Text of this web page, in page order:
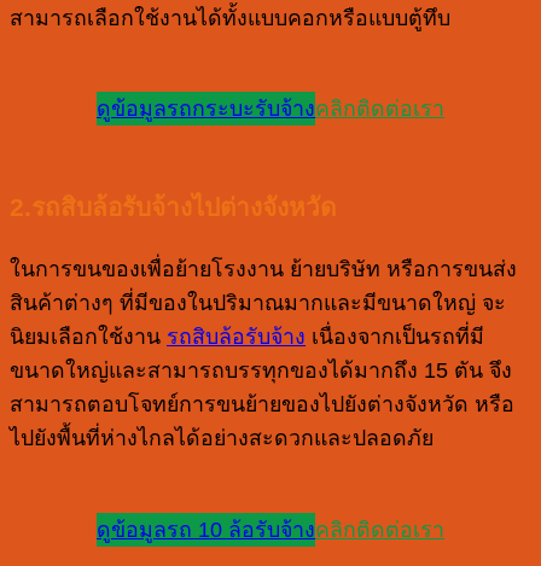
สามารถเลือกใช้งานได้ทั้งแบบคอกหรือแบบตู้ทึบ
ดูข้อมูลรถกระบะรับจ้างคลิกติดต่อเรา
2.รถสิบล้อรับจ้างไปต่างจังหวัด
ในการขนของเพื่อย้ายโรงงาน ย้ายบริษัท หรือการขนส่ง
สินค้าต่างๆ ที่มีของในปริมาณมากและมีขนาดใหญ่ จะ
นิยมเลือกใช้งาน รถสิบล้อรับจ้าง เนื่องจากเป็นรถที่มี
ขนาดใหญ่และสามารถบรรทุกของได้มากถึง 15 ตัน จึง
สามารถตอบโจทย์การขนย้ายของไปยังต่างจังหวัด หรือ
ไปยังพื้นที่ห่างไกลได้อย่างสะดวกและปลอดภัย
ดูข้อมูลรถ 10 ล้อรับจ้างคลิกติดต่อเรา